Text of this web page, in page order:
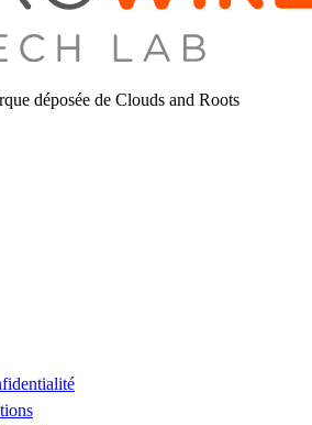
déposée de Clouds and Roots